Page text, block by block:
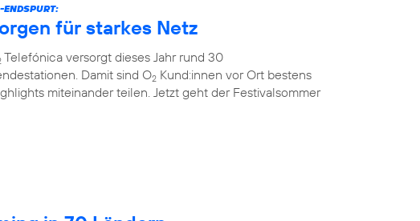
ENDSPURT:
für starkes Netz
Telefónica versorgt dieses Jahr rund 30
Damit sind O2 Kund:innen vor Ort bestens
miteinander teilen. Jetzt geht der Festivalsommer